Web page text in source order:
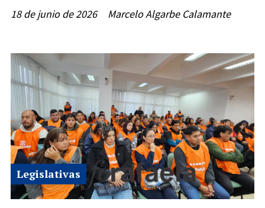
Marcelo Algarbe Calamante
18 de junio de 2026
Legislativas